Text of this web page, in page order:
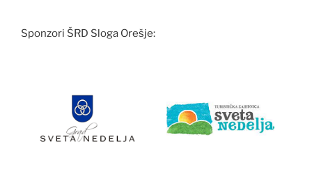
Sponzori ŠRD Sloga Orešje: